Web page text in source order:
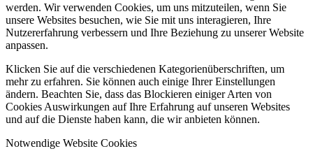
werden. Wir verwenden Cookies, um uns mitzuteilen, wenn Sie
unsere Websites besuchen, wie Sie mit uns interagieren, Ihre
Nutzererfahrung verbessern und Ihre Beziehung zu unserer Website
anpassen.
Klicken Sie auf die verschiedenen Kategorienüberschriften, um
mehr zu erfahren. Sie können auch einige Ihrer Einstellungen
ändern. Beachten Sie, dass das Blockieren einiger Arten von
Cookies Auswirkungen auf Ihre Erfahrung auf unseren Websites
und auf die Dienste haben kann, die wir anbieten können.
Notwendige Website Cookies